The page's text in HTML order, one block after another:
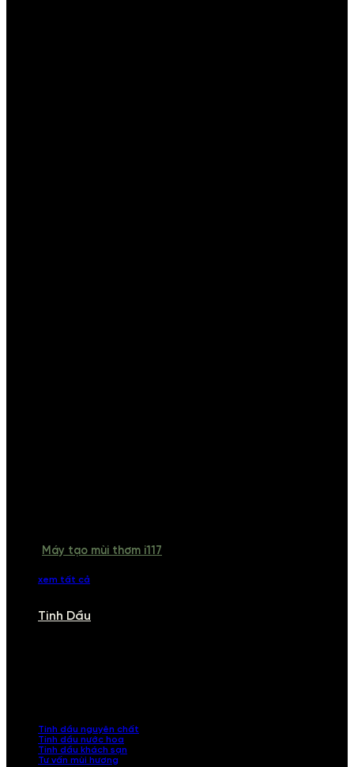
Máy tạo mùi thơm i117
xem tất cả
Tinh Dầu
Tinh dầu nguyên chất
Tinh dầu nước hoa
Tinh dầu khách sạn
Tư vấn mùi hương